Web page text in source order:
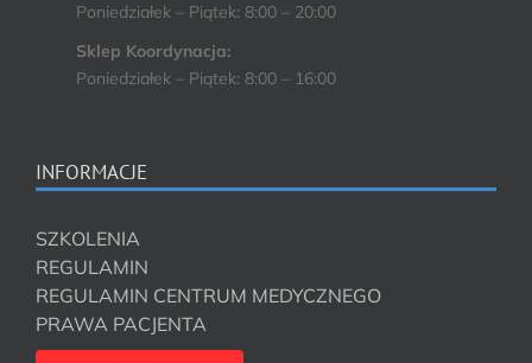
Poniedziałek – Piątek: 8:00 – 20:00
Sklep Koordynacja:
Poniedziałek – Piątek: 8:00 – 16:00
INFORMACJE
SZKOLENIA
REGULAMIN
REGULAMIN CENTRUM MEDYCZNEGO
PRAWA PACJENTA